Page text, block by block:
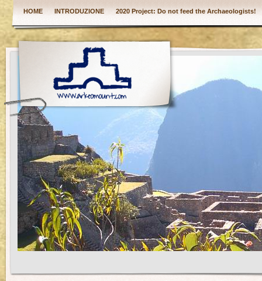
HOME INTRODUZIONE 2020 Project: Do not feed the Archaeologists!